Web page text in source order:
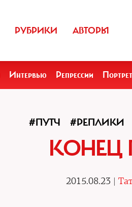
РУБРИКИ АВТОРЫ
Интервью Репрессии Портрет
#ПУТЧ #РЕПЛИКИ
КОНЕЦ
2015.08.23 |